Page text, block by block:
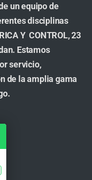
un equipo de
disciplinas
Y CONTROL, 23
Estamos
servicio,
de la amplia gama